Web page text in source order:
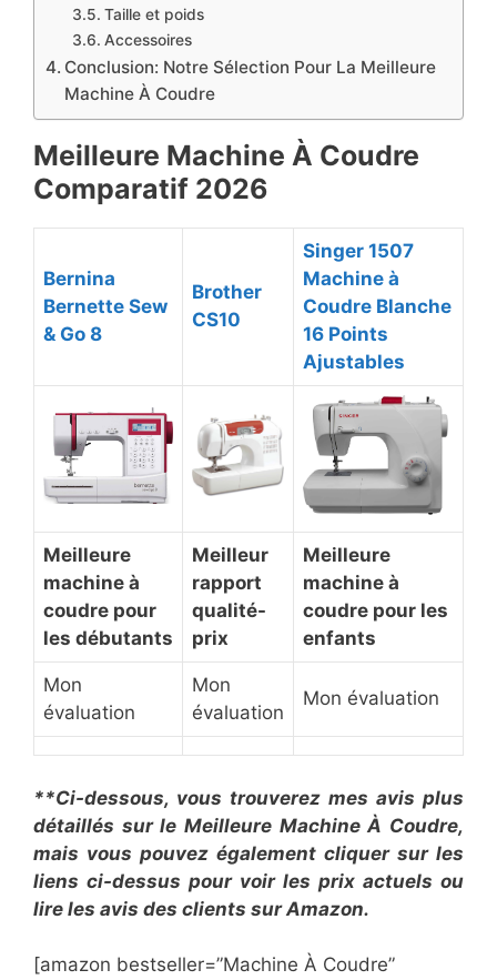
Taille et poids
Accessoires
Conclusion: Notre Sélection Pour La Meilleure
Machine À Coudre
Meilleure Machine À Coudre
Comparatif ​2026
Bernina
Bernette Sew
& Go 8
Brother
CS10
Singer 1507
Machine à
Coudre Blanche
16 Points
Ajustables
Meilleure
machine à
coudre pour
les débutants
Meilleur
rapport
qualité-
prix
Meilleure
machine à
coudre pour les
enfants
Mon
évaluation
Mon
évaluation
Mon évaluation
**Ci-dessous, vous trouverez mes avis plus
détaillés sur le Meilleure Machine À Coudre,
mais vous pouvez également cliquer sur les
liens ci-dessus pour voir les prix actuels ou
lire les avis des clients sur Amazon.
[amazon bestseller=”Machine À Coudre”